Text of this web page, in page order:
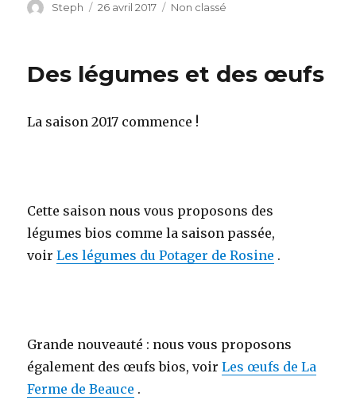
Auteur
Steph
Publié
26 avril 2017 Catégories
Non classé
Des légumes et des œufs
La saison 2017 commence !
Cette saison nous vous proposons des
légumes bios comme la saison passée,
voirLes légumes du Potager de Rosine .
Grande nouveauté : nous vous proposons
également des œufs bios, voirLes œufs de La
Ferme de Beauce .